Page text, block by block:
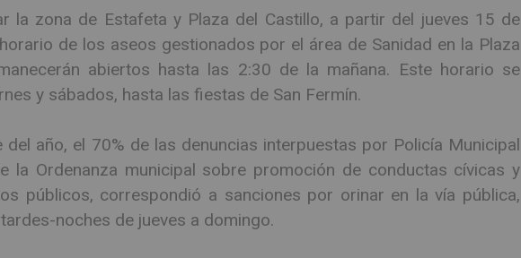
la zona de Estafeta y Plaza del Castillo, a partir del jueves 15 de
de los aseos gestionados por el área de Sanidad en la Plaza
abiertos hasta las 2:30 de la mañana. Este horario se
y sábados, hasta las fiestas de San Fermín.
del año, el 70% de las denuncias interpuestas por Policía Municipal
la Ordenanza municipal sobre promoción de conductas cívicas y
públicos, correspondió a sanciones por orinar en la vía pública,
noches de jueves a domingo.